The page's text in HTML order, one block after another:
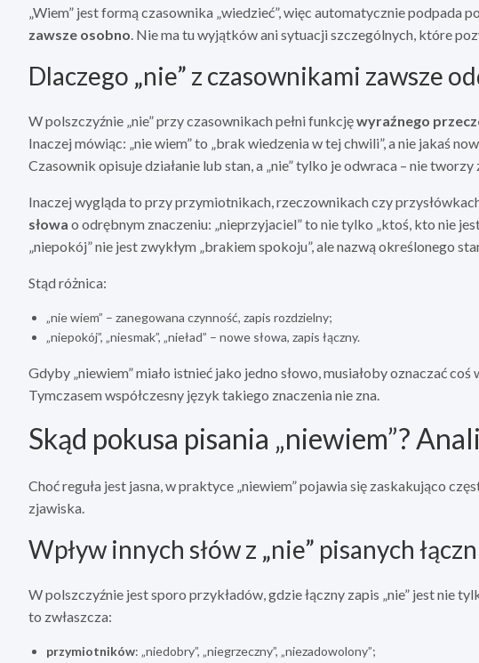
„Wiem” jest formą czasownika „wiedzieć”, więc automatycznie podpada
zawsze osobno. Nie ma tu wyjątków ani sytuacji szczególnych, które
Dlaczego „nie” z czasownikami zawsze
W polszczyźnie „nie” przy czasownikach pełni funkcjęwyraźnego
Inaczej mówiąc: „nie wiem” to „brak wiedzenia w tej chwili”, a nie jakaś
Czasownik opisuje działanie lub stan, a „nie” tylko je odwraca – nie
Inaczej wygląda to przy przymiotnikach, rzeczownikach czy
słowa o odrębnym znaczeniu: „nieprzyjaciel” to nie tylko „ktoś, kto nie
„niepokój” nie jest zwykłym „brakiem spokoju”, ale nazwą określonego
Stąd różnica:
„nie wiem” – zanegowana czynność, zapis rozdzielny;
„niepokój”, „niesmak”, „nieład” – nowe słowa, zapis łączny.
Gdyby „niewiem” miało istnieć jako jedno słowo, musiałoby oznaczać
Tymczasem współczesny język takiego znaczenia nie zna.
Skąd pokusa pisania „niewiem”?
Choć reguła jest jasna, w praktyce „niewiem” pojawia się zaskakująco
zjawiska.
Wpływ innych słów z „nie” pisanych
W polszczyźnie jest sporo przykładów, gdzie łączny zapis „nie” jest nie
to zwłaszcza:
przymiotników: „niedobry”, „niegrzeczny”, „niezadowolony”;